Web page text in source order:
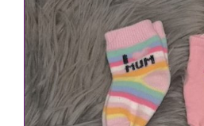
IN DEN WARENKORB